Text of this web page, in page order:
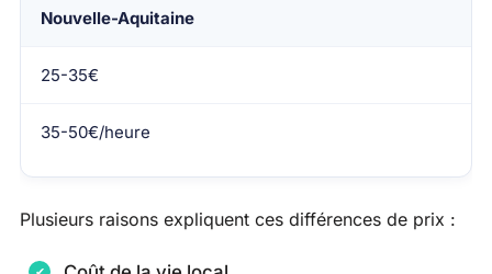
Nouvelle-Aquitaine
25-35€
35-50€/heure
Plusieurs raisons expliquent ces différences de prix :